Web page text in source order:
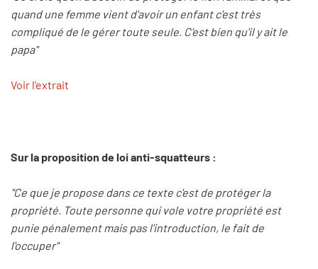
quand une femme vient d'avoir un enfant c'est très
compliqué de le gérer toute seule. C'est bien qu'il y ait le
papa"
Voir l'extrait
Sur la proposition de loi anti-squatteurs :
"Ce que je propose dans ce texte c'est de protéger la
propriété. Toute personne qui vole votre propriété est
punie pénalement mais pas l'introduction, le fait de
l'occuper"